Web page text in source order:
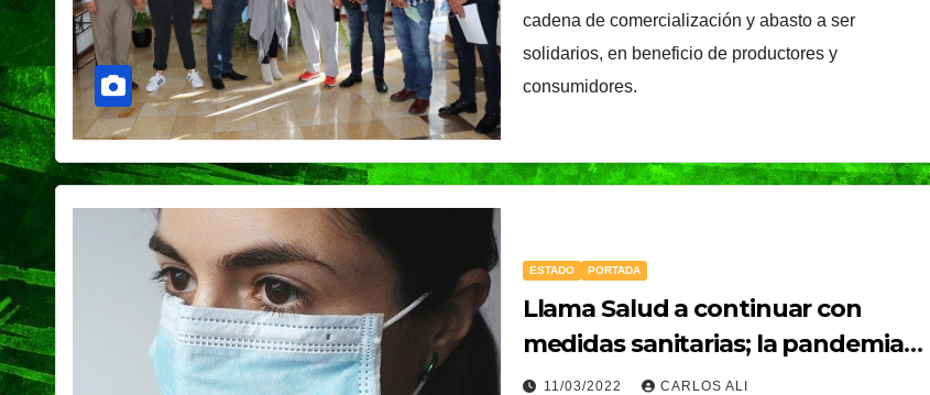
cadena de comercialización y abasto a ser
solidarios, en beneficio de productores y
consumidores.
ESTADO PORTADA
Llama Salud a continuar con
medidas sanitarias; la pandemia
sigue: Martínez García
11/03/2022 CARLOS ALI